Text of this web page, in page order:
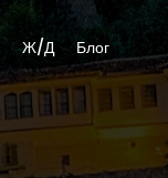
Ж/Д Блог